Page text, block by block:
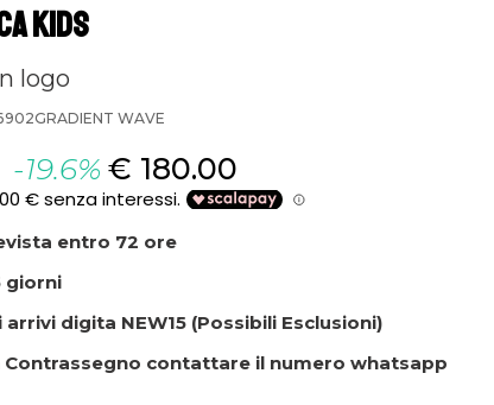
KIDS
logo
WAVE
-19.6% € 180.00
entro 72 ore
giorni
arrivi digita NEW15 (Possibili Esclusioni)
Contrassegno contattare il numero whatsapp